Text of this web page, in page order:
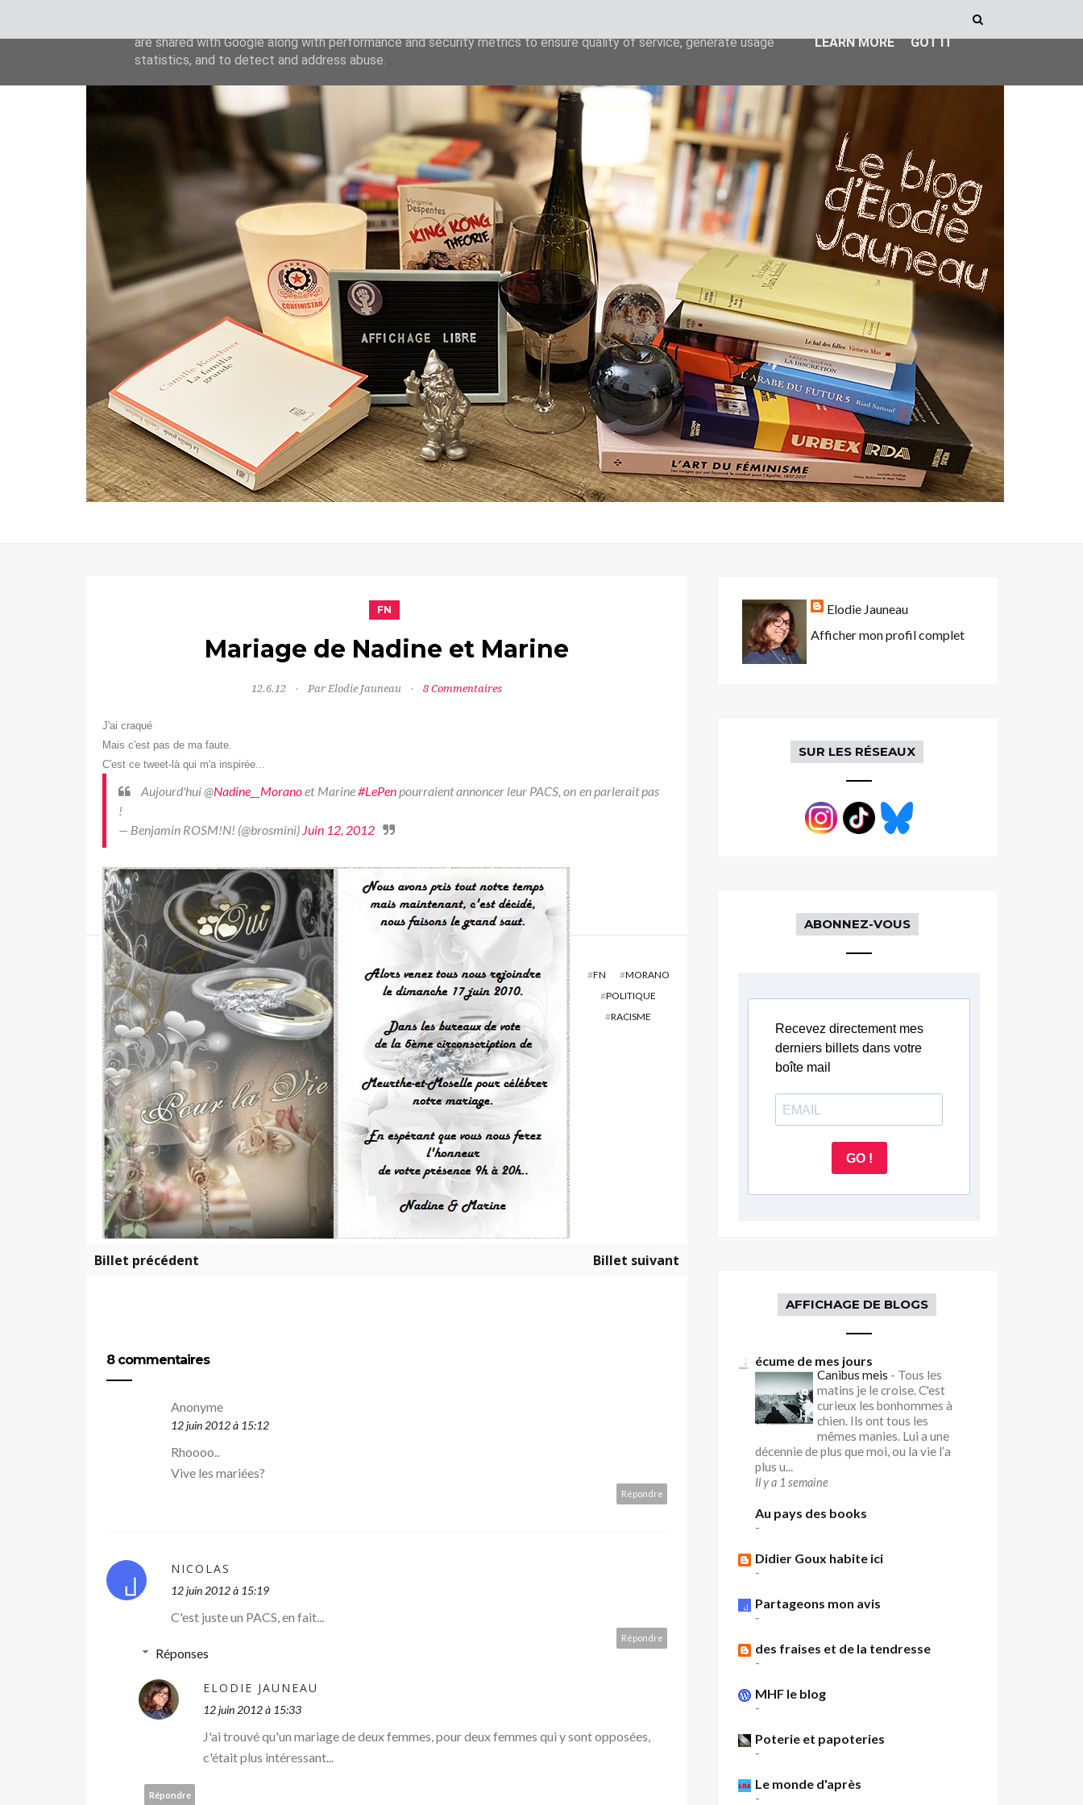
FN
Mariage de Nadine et Marine
12.6.12 Par Elodie Jauneau 8 Commentaires
J'ai craqué
Mais c'est pas de ma faute.
C'est ce tweet-là qui m'a inspirée...
Aujourd'hui @Nadine__Moranoet Marine#LePenpourraient annoncer leur PACS, on en parlerait pas
!
— Benjamin ROSM!N! (@brosmini) Juin 12, 2012
#FN #MORANO
#POLITIQUE
#RACISME
Billet précédent Billet suivant
8 commentaires
Anonyme
12 juin 2012 à 15:12
Rhoooo..
Vive les mariées?
Répondre
NICOLAS
12 juin 2012 à 15:19
C'est juste un PACS, en fait...
Répondre
Réponses
ELODIE JAUNEAU
12 juin 2012 à 15:33
J'ai trouvé qu'un mariage de deux femmes, pour deux femmes qui y sont opposées,
c'était plus intéressant...
Répondre
Elodie Jauneau
Afficher mon profil complet
SUR LES RÉSEAUX
ABONNEZ-VOUS
Recevez directement mes
derniers billets dans votre
boîte mail
GO !
AFFICHAGE DE BLOGS
écume de mes jours
Canibus meis - Tous les
matins je le croise. C'est
curieux les bonhommes à
chien. Ils ont tous les
mêmes manies. Lui a une
décennie de plus que moi, ou la vie l’a
plus u...
Il y a 1 semaine
Au pays des books
-
Didier Goux habite ici
-
Partageons mon avis
-
des fraises et de la tendresse
-
MHF le blog
-
Poterie et papoteries
-
Le monde d'après
-
are shared with Google along with performance and security metrics to ensure quality of service, generate usage
statistics, and to detect and address abuse.
LEARN MORE GOT IT